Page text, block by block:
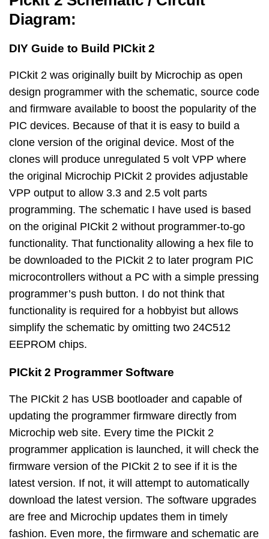
Diagram:
DIY Guide to Build PICkit 2
PICkit 2 was originally built by Microchip as open
design programmer with the schematic, source code
and firmware available to boost the popularity of the
PIC devices. Because of that it is easy to build a
clone version of the original device. Most of the
clones will produce unregulated 5 volt VPP where
the original Microchip PICkit 2 provides adjustable
VPP output to allow 3.3 and 2.5 volt parts
programming. The schematic I have used is based
on the original PICkit 2 without programmer-to-go
functionality. That functionality allowing a hex file to
be downloaded to the PICkit 2 to later program PIC
microcontrollers without a PC with a simple pressing
programmer’s push button. I do not think that
functionality is required for a hobbyist but allows
simplify the schematic by omitting two 24C512
EEPROM chips.
PICkit 2 Programmer Software
The PICkit 2 has USB bootloader and capable of
updating the programmer firmware directly from
Microchip web site. Every time the PICkit 2
programmer application is launched, it will check the
firmware version of the PICkit 2 to see if it is the
latest version. If not, it will attempt to automatically
download the latest version. The software upgrades
are free and Microchip updates them in timely
fashion. Even more, the firmware and schematic are